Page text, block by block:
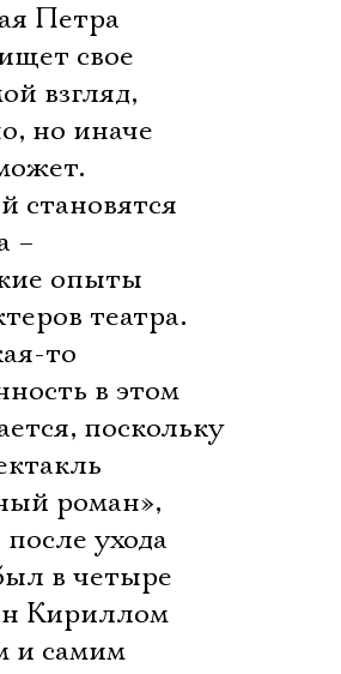
Петра
свое
взгляд,
но иначе
становятся
–
опыты
театра.
то
в этом
поскольку
роман»,
ухода
в четыре
Кириллом
и самим